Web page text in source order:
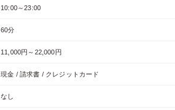
10:00～23:00
60分
11,000円～22,000円
現金 / 請求書 / クレジットカード
なし